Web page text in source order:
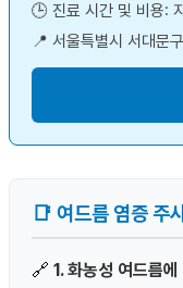
🕒 진료 시간 및 비용:
📍 서울특별시 서대문
📑 여드름 염증 주
🔗 1. 화농성 여드름